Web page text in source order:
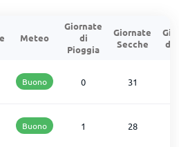
Meteo
Giornate
di
Pioggia
Giornate
Secche
di
Buono 0 31
Buono 1 28